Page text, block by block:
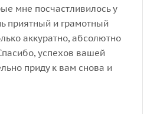
мне посчастливилось у
приятный и грамотный
аккуратно, абсолютно
успехов вашей
приду к вам снова и